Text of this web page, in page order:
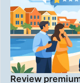
Review